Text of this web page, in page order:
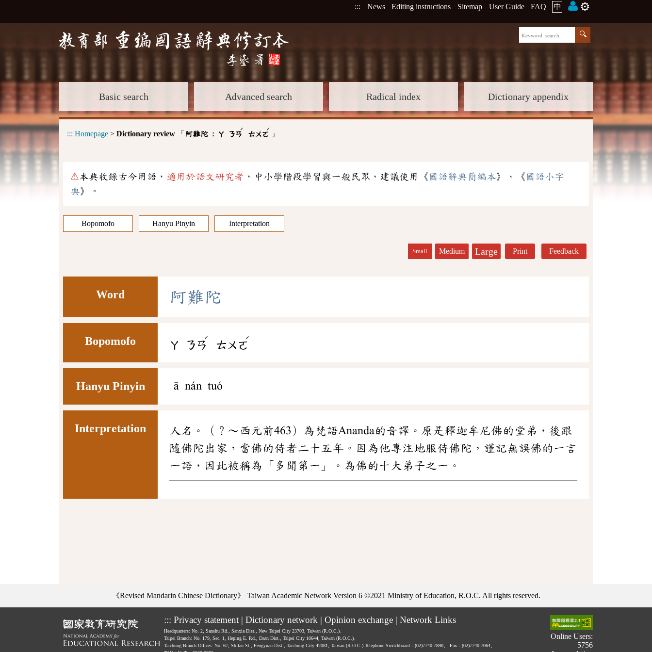
::: News Editing instructions Sitemap User Guide FAQ 中 ⚙️
Basic search Advanced search Radical index Dictionary appendix
::: Homepage > Dictionary review 「 阿難陀 : ㄚ ㄋㄢ
ˊ
ㄊㄨㄛ
ˊ
」
⚠本典收錄古今用語， 適用於語文研究者 ，中小學階段學習與一般民眾，建議使用《 國語辭典簡編本》、《 國語小字
典》。
Bopomofo Hanyu Pinyin Interpretation
Small Medium Large Print Feedback
Word 阿難陀
Bopomofo ㄚ ㄋㄢ
ˊ
ㄊㄨㄛ
ˊ
Hanyu Pinyin ā nán tuó
Interpretation
人名。（？～西元前463）為梵語Ananda的音譯。原是釋迦牟尼佛的堂弟，後跟
隨佛陀出家，當佛的侍者二十五年。因為他專注地服侍佛陀，謹記無誤佛的一言
一語，因此被稱為「多聞第一」。為佛的十大弟子之一。
《Revised Mandarin Chinese Dictionary》 Taiwan Academic Network Version 6 ©2021 Ministry of Education, R.O.C. All rights reserved.
::: Privacy statement | Dictionary network | Opinion exchange | Network Links
Headquarters: No. 2, Sanshu Rd., Sanxia Dist., New Taipei City 23703, Taiwan (R.O.C.)、
Taipei Branch: No. 179, Sec. 1, Heping E. Rd., Daan Dist., Taipei City 10644, Taiwan (R.O.C.)、
Taichung Branch Offices: No. 67, Shifan St., Fengyuan Dist., Taichung City 42081, Taiwan (R.O.C.) Telephone Switchboard：(02)7740-7890、
Fax：(02)7740-7064、
Online Users:
5756